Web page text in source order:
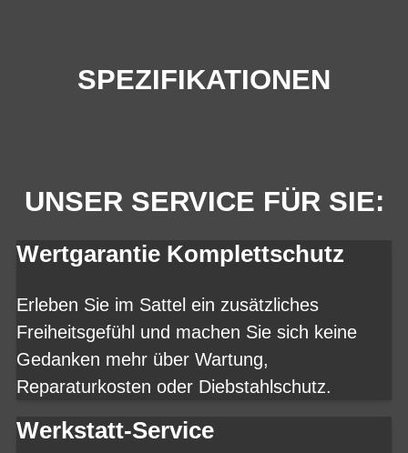
SPEZIFIKATIONEN
UNSER SERVICE FÜR SIE:
Wertgarantie Komplettschutz
Erleben Sie im Sattel ein zusätzliches
Freiheitsgefühl und machen Sie sich keine
Gedanken mehr über Wartung,
Reparaturkosten oder Diebstahlschutz.
Werkstatt-Service